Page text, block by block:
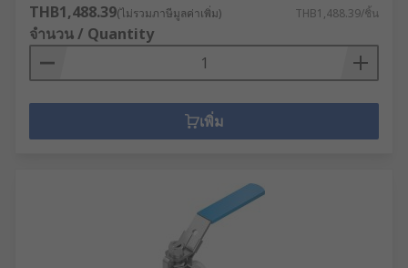
THB1,488.39(ไม่รวมภาษีมูลค่าเพิ่ม) THB1,488.39/ชิ้น
จำนวน / Quantity
เพิ่ม